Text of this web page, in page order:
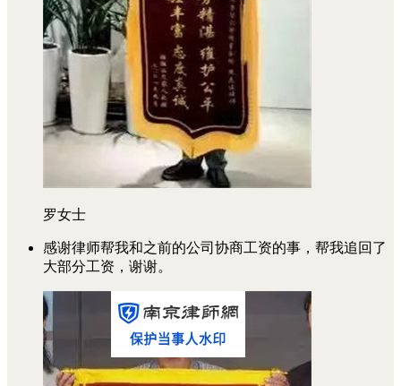
罗女士
感谢律师帮我和之前的公司协商工资的事，帮我追回了
大部分工资，谢谢。